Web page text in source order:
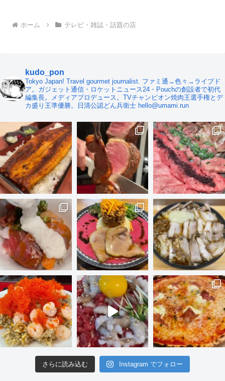
ホーム テレビ・雑誌・話題の店
kudo_pon
Tokyo Japan! Travel gourmet journalist. ファミ通→色々→ライブド
ア。ガジェット通信・ロケットニュース24・Pouchの創設者で初代
編集長。メディアプロデュース。TVチャンピオン焼肉王選手権とデ
カ盛り王準優勝。日清公認どん兵衛士 hello@umami.run
さらに読み込む Instagram でフォロー